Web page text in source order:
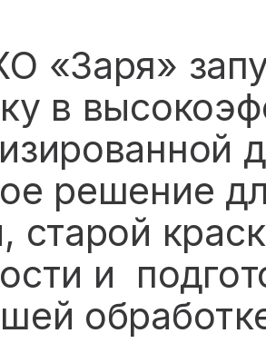
«Заря»
в
решение
старой
и